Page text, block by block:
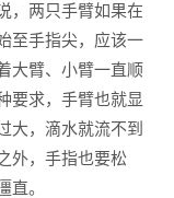
两只手臂如果在
至手指尖，应该一
大臂、小臂一直顺
要求，手臂也就显
大，滴水就流不到
外，手指也要松
直。